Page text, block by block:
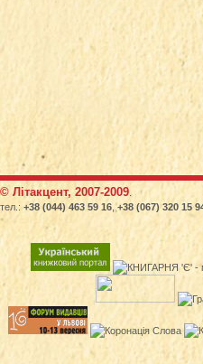
© Літакцент, 2007-2009
тел.: +38 (044) 463 59 16 ,+38 (067) 320 15